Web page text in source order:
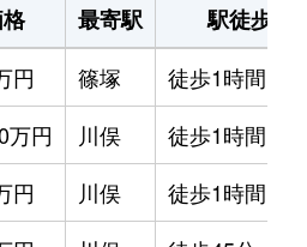
最寄駅
駅徒歩
円 篠塚
徒歩1時間15
万円 川俣
徒歩1時間15
円 川俣
徒歩1時間15